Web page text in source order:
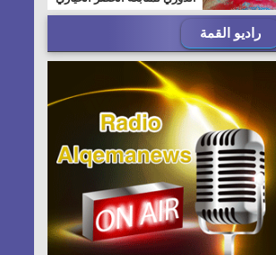
الجديدة
راديو القمة